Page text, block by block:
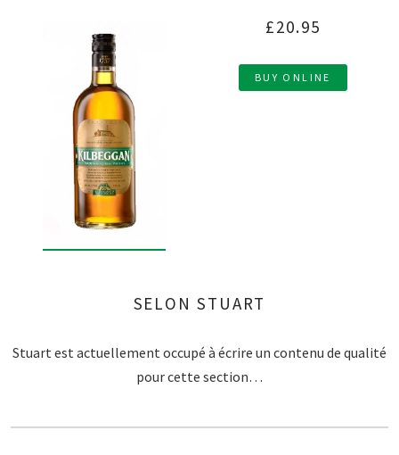
£20.95
BUY ONLINE
SELON STUART
Stuart est actuellement occupé à écrire un contenu de qualité
pour cette section…